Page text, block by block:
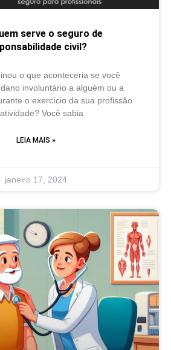
serve o seguro de
civil?
o que aconteceria se você
involuntário a alguém ou a
o exercício da sua profissão
Você sabia
LEIA MAIS »
janeiro 17, 2024